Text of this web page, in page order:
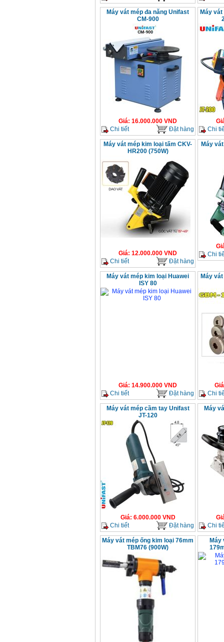
Máy vát mép đa năng Unifast
CM-900
Giá: 16.000.000 VND
Chi tiết
Đặt hàng
Máy
Chi
Máy vát mép kim loại tấm CKV-
HR200 (750W)
Giá: 12.000.000 VND
Chi tiết
Đặt hàng
Máy
Chi
Máy vát mép kim loại Huawei
ISY 80
Giá: 14.900.000 VND
Chi tiết
Đặt hàng
Máy
Giá
Chi
Máy vát mép cầm tay Unifast
JT-120
Giá: 6.000.000VND
Chi tiết
Đặt hàng
Máy
Chi
Máy vát mép ống kim loại 76mm
TBM76 (900W)
Máy